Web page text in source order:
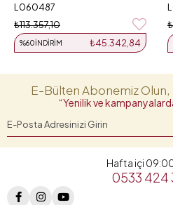
L060487
₺45.342,84
%60İNDIRIM
₺113.357,10
E-Bülten Abonemiz Olun,
“Yenilik ve
Hafta içi
0533 424